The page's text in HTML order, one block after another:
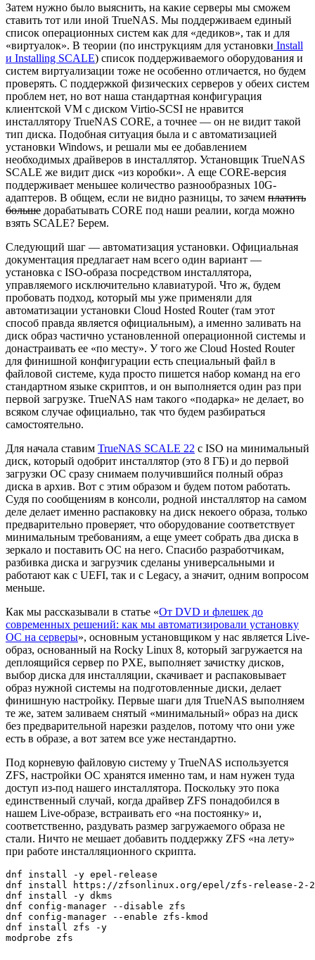
Затем нужно было выяснить, на какие серверы мы сможем
ставить тот или иной TrueNAS. Мы поддерживаем единый
список операционных систем как для «дедиков», так и для
«виртуалок». В теории (по инструкциям для установки Install
и Installing SCALE) список поддерживаемого оборудования и
систем виртуализации тоже не особенно отличается, но будем
проверять. С поддержкой физических серверов у обеих систем
проблем нет, но вот наша стандартная конфигурация
клиентской VM с диском Virtio-SCSI не нравится
инсталлятору TrueNAS CORE, а точнее — он не видит такой
тип диска. Подобная ситуация была и с автоматизацией
установки Windows, и решали мы ее добавлением
необходимых драйверов в инсталлятор. Установщик TrueNAS
SCALE же видит диск «из коробки». А еще CORE-версия
поддерживает меньшее количество разнообразных 10G-
адаптеров. В общем, если не видно разницы, то зачем платить
больше дорабатывать CORE под наши реалии, когда можно
взять SCALE? Берем.
Следующий шаг — автоматизация установки. Официальная
документация предлагает нам всего один вариант —
установка с ISO-образа посредством инсталлятора,
управляемого исключительно клавиатурой. Что ж, будем
пробовать подход, который мы уже применяли для
автоматизации установки Cloud Hosted Router (там этот
способ правда является официальным), а именно заливать на
диск образ частично установленной операционной системы и
донастраивать ее «по месту». У того же Cloud Hosted Router
для финишной конфигурации есть специальный файл в
файловой системе, куда просто пишется набор команд на его
стандартном языке скриптов, и он выполняется один раз при
первой загрузке. TrueNAS нам такого «подарка» не делает, во
всяком случае официально, так что будем разбираться
самостоятельно.
Для начала ставим TrueNAS SCALE 22 с ISO на минимальный
диск, который одобрит инсталлятор (это 8 ГБ) и до первой
загрузки ОС сразу снимаем получившийся полный образ
диска в архив. Вот с этим образом и будем потом работать.
Судя по сообщениям в консоли, родной инсталлятор на самом
деле делает именно распаковку на диск некоего образа, только
предварительно проверяет, что оборудование соответствует
минимальным требованиям, а еще умеет собрать два диска в
зеркало и поставить ОС на него. Спасибо разработчикам,
разбивка диска и загрузчик сделаны универсальными и
работают как с UEFI, так и с Legacy, а значит, одним вопросом
меньше.
Как мы рассказывали в статье «От DVD и флешек до
современных решений: как мы автоматизировали установку
ОС на серверы», основным установщиком у нас является Live-
образ, основанный на Rocky Linux 8, который загружается на
деплоящийся сервер по PXE, выполняет зачистку дисков,
выбор диска для инсталляции, скачивает и распаковывает
образ нужной системы на подготовленные диски, делает
финишную настройку. Первые шаги для TrueNAS выполняем
те же, затем заливаем снятый «минимальный» образ на диск
без предварительной нарезки разделов, потому что они уже
есть в образе, а вот затем все уже нестандартно.
Под корневую файловую систему у TrueNAS используется
ZFS, настройки ОС хранятся именно там, и нам нужен туда
доступ из-под нашего инсталлятора. Поскольку это пока
единственный случай, когда драйвер ZFS понадобился в
нашем Live-образе, встраивать его «на постоянку» и,
соответственно, раздувать размер загружаемого образа не
стали. Ничто не мешает добавить поддержку ZFS «на лету»
при работе инсталляционного скрипта.
dnf install -y epel-release
dnf install https://zfsonlinux.org/epel/zfs-release-2-
dnf install -y dkms
dnf config-manager --disable zfs
dnf config-manager --enable zfs-kmod
dnf install zfs -y
modprobe zfs